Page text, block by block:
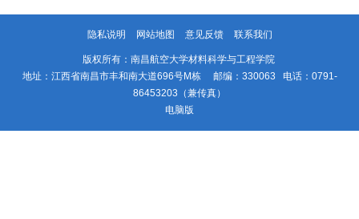
隐私说明 网站地图 意见反馈 联系我们
版权所有：南昌航空大学材料科学与工程学院
地址：江西省南昌市丰和南大道696号M栋 邮编：330063 电话：0791-
86453203（兼传真）
电脑版